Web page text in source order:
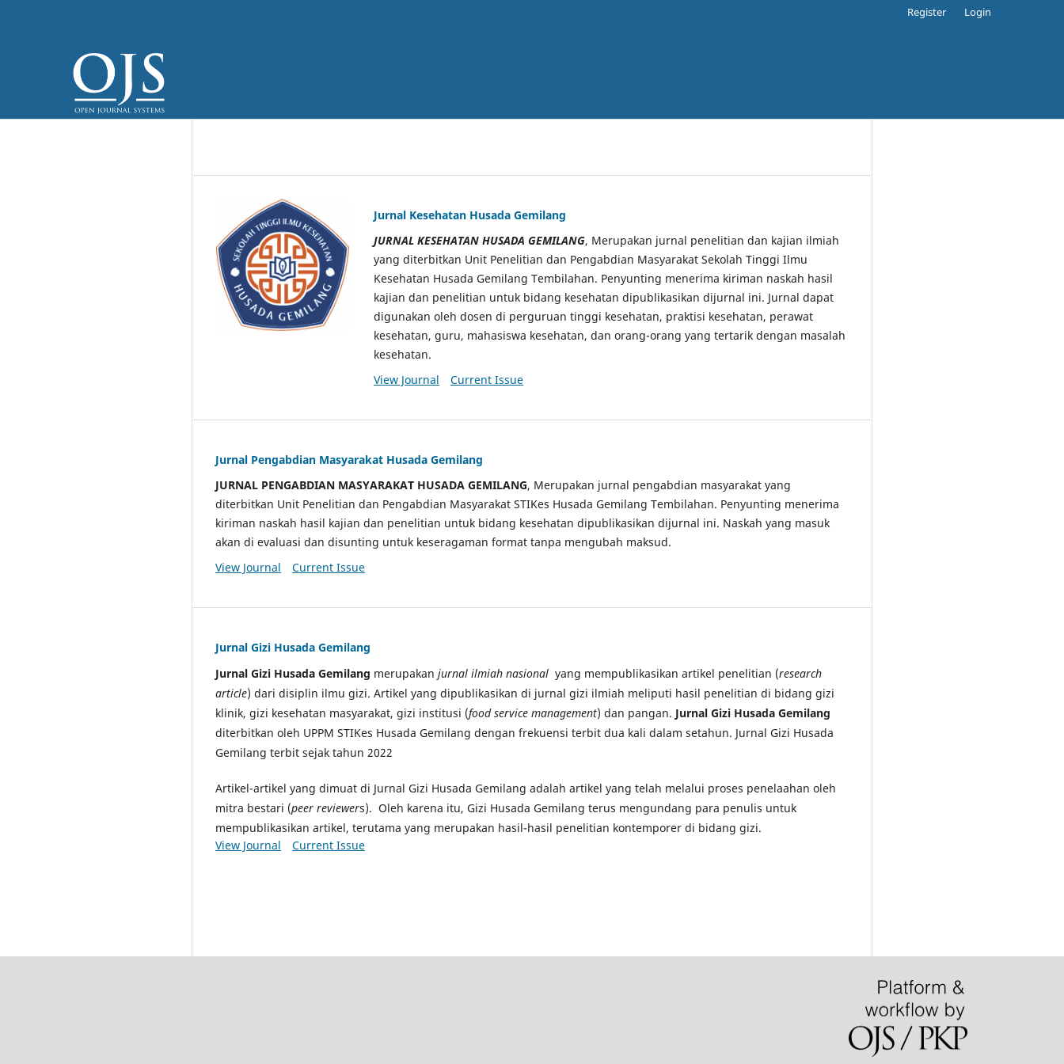
Register Login
Jurnal Kesehatan Husada Gemilang
JURNAL KESEHATAN HUSADA GEMILANG, Merupakan jurnal penelitian dan kajian ilmiah
yang diterbitkan Unit Penelitian dan Pengabdian Masyarakat Sekolah Tinggi Ilmu
Kesehatan Husada Gemilang Tembilahan. Penyunting menerima kiriman naskah hasil
kajian dan penelitian untuk bidang kesehatan dipublikasikan dijurnal ini. Jurnal dapat
digunakan oleh dosen di perguruan tinggi kesehatan, praktisi kesehatan, perawat
kesehatan, guru, mahasiswa kesehatan, dan orang-orang yang tertarik dengan masalah
kesehatan.
View Journal
Current Issue
Jurnal Pengabdian Masyarakat Husada Gemilang
JURNAL PENGABDIAN MASYARAKAT HUSADA GEMILANG, Merupakan jurnal pengabdian masyarakat yang
diterbitkan Unit Penelitian dan Pengabdian Masyarakat STIKes Husada Gemilang Tembilahan. Penyunting menerima
kiriman naskah hasil kajian dan penelitian untuk bidang kesehatan dipublikasikan dijurnal ini. Naskah yang masuk
akan di evaluasi dan disunting untuk keseragaman format tanpa mengubah maksud.
View Journal
Current Issue
Jurnal Gizi Husada Gemilang
Jurnal Gizi Husada Gemilang merupakan jurnal ilmiah nasional yang mempublikasikan artikel penelitian (research
article) dari disiplin ilmu gizi. Artikel yang dipublikasikan di jurnal gizi ilmiah meliputi hasil penelitian di bidang gizi
klinik, gizi kesehatan masyarakat, gizi institusi (food service management) dan pangan. Jurnal Gizi Husada Gemilang
diterbitkan oleh UPPM STIKes Husada Gemilang dengan frekuensi terbit dua kali dalam setahun. Jurnal Gizi Husada
Gemilang terbit sejak tahun 2022
Artikel-artikel yang dimuat di Jurnal Gizi Husada Gemilang adalah artikel yang telah melalui proses penelaahan oleh
mitra bestari (peer reviewers). Oleh karena itu, Gizi Husada Gemilang terus mengundang para penulis untuk
mempublikasikan artikel, terutama yang merupakan hasil-hasil penelitian kontemporer di bidang gizi.
View Journal
Current Issue